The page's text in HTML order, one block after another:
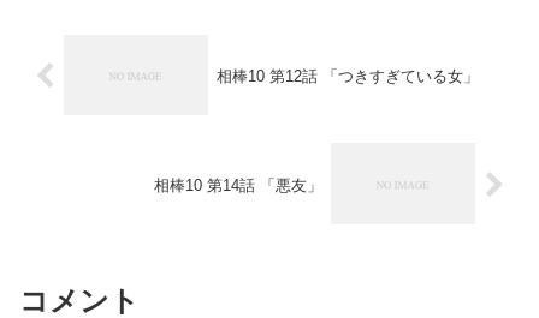
相棒10 第12話 「つきすぎている女」
相棒10 第14話 「悪友」
コメント